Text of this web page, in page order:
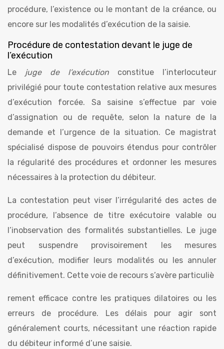
procédure, l’existence ou le montant de la créance, ou
encore sur les modalités d’exécution de la saisie.
Procédure de contestation devant le juge de
l’exécution
Le juge de l’exécution constitue l’interlocuteur
privilégié pour toute contestation relative aux mesures
d’exécution forcée. Sa saisine s’effectue par voie
d’assignation ou de requête, selon la nature de la
demande et l’urgence de la situation. Ce magistrat
spécialisé dispose de pouvoirs étendus pour contrôler
la régularité des procédures et ordonner les mesures
nécessaires à la protection du débiteur.
La contestation peut viser l’irrégularité des actes de
procédure, l’absence de titre exécutoire valable ou
l’inobservation des formalités substantielles. Le juge
peut suspendre provisoirement les mesures
d’exécution, modifier leurs modalités ou les annuler
définitivement. Cette voie de recours s’avère particuliè
rement efficace contre les pratiques dilatoires ou les
erreurs de procédure. Les délais pour agir sont
généralement courts, nécessitant une réaction rapide
du débiteur informé d’une saisie.